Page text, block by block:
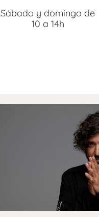
Sábado y domingo de
10 a 14h